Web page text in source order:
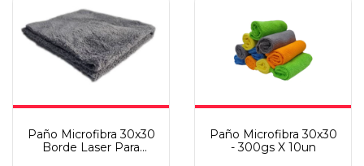
Paño Microfibra 30x30
Borde Laser Para
Paño Microfibra 30x30
- 300gs X 10un